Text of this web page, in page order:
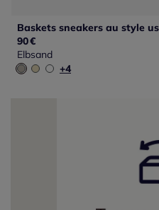
Baskets sneakers au style
90€
Elbsand
+4